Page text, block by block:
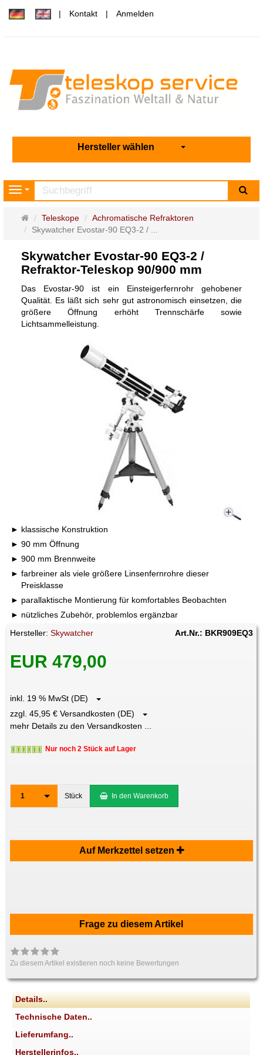
Kontakt Anmelden
Hersteller wählen
Navigation
Startseite
Teleskope
Achromatische Refraktoren
Skywatcher Evostar-90 EQ3-2 / ...
Skywatcher Evostar-90 EQ3-2 /
Refraktor-Teleskop 90/900 mm
Das Evostar-90 ist ein Einsteigerfernrohr gehobener
Qualität. Es läßt sich sehr gut astronomisch einsetzen, die
größere Öffnung erhöht Trennschärfe sowie
Lichtsammelleistung.
klassische Konstruktion
90 mm Öffnung
900 mm Brennweite
farbreiner als viele größere Linsenfernrohre dieser
Preisklasse
parallaktische Montierung für komfortables Beobachten
nützliches Zubehör, problemlos ergänzbar
Hersteller:Skywatcher Art.Nr.: BKR909EQ3
EUR 479,00
inkl. 19 % MwSt (DE)
zzgl. 45,95 € Versandkosten (DE)
mehr Details zu den Versandkosten ...
Nur noch 2 Stück auf Lager
1 Stück In den Warenkorb
Auf Merkzettel setzen
Frage zu diesem Artikel
Zu diesem Artikel existieren noch keine Bewertungen
Details..
Technische Daten..
Lieferumfang..
Herstellerinfos..